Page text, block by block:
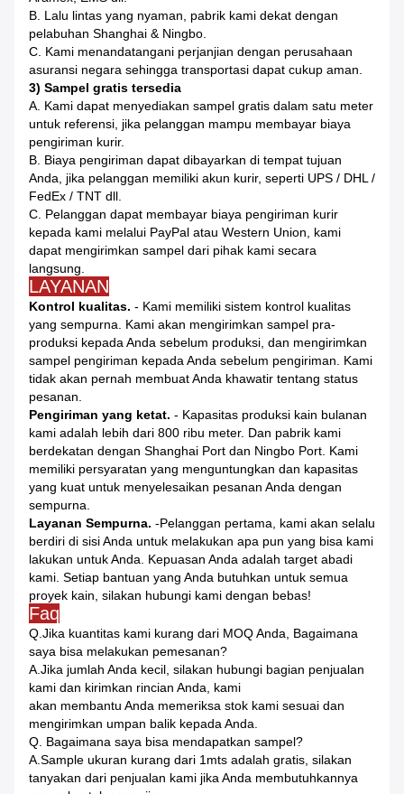
B. Lalu lintas yang nyaman, pabrik kami dekat dengan
pelabuhan Shanghai & Ningbo.
C. Kami menandatangani perjanjian dengan perusahaan
asuransi negara sehingga transportasi dapat cukup aman.
3) Sampel gratis tersedia
A. Kami dapat menyediakan sampel gratis dalam satu meter
untuk referensi, jika pelanggan mampu membayar biaya
pengiriman kurir.
B. Biaya pengiriman dapat dibayarkan di tempat tujuan
Anda, jika pelanggan memiliki akun kurir, seperti UPS / DHL /
FedEx / TNT dll.
C. Pelanggan dapat membayar biaya pengiriman kurir
kepada kami melalui PayPal atau Western Union, kami
dapat mengirimkan sampel dari pihak kami secara
langsung.
LAYANAN
Kontrol kualitas. - Kami memiliki sistem kontrol kualitas
yang sempurna. Kami akan mengirimkan sampel pra-
produksi kepada Anda sebelum produksi, dan mengirimkan
sampel pengiriman kepada Anda sebelum pengiriman. Kami
tidak akan pernah membuat Anda khawatir tentang status
pesanan.
Pengiriman yang ketat. - Kapasitas produksi kain bulanan
kami adalah lebih dari 800 ribu meter. Dan pabrik kami
berdekatan dengan Shanghai Port dan Ningbo Port. Kami
memiliki persyaratan yang menguntungkan dan kapasitas
yang kuat untuk menyelesaikan pesanan Anda dengan
sempurna.
Layanan Sempurna. -Pelanggan pertama, kami akan selalu
berdiri di sisi Anda untuk melakukan apa pun yang bisa kami
lakukan untuk Anda. Kepuasan Anda adalah target abadi
kami. Setiap bantuan yang Anda butuhkan untuk semua
proyek kain, silakan hubungi kami dengan bebas!
Faq
Q.Jika kuantitas kami kurang dari MOQ Anda, Bagaimana
saya bisa melakukan pemesanan?
A.Jika jumlah Anda kecil, silakan hubungi bagian penjualan
kami dan kirimkan rincian Anda, kami
akan membantu Anda memeriksa stok kami sesuai dan
mengirimkan umpan balik kepada Anda.
Q. Bagaimana saya bisa mendapatkan sampel?
A.Sample ukuran kurang dari 1mts adalah gratis, silakan
tanyakan dari penjualan kami jika Anda membutuhkannya